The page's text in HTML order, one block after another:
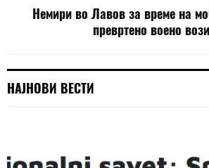
Немири во Лавов за време на
превртено воено
НАЈНОВИ ВЕСТИ